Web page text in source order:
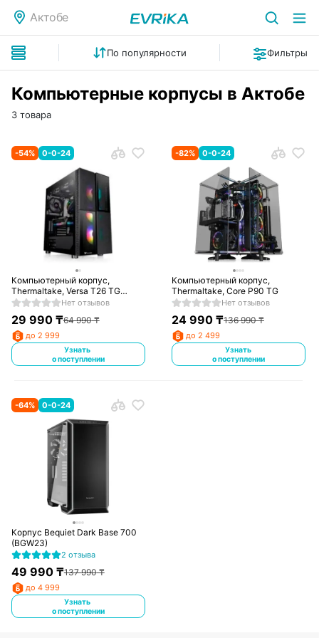
Актобе
По популярности Фильтры
Компьютерные корпусы в Актобе
3 товара
-54% 0-0-24
Компьютерный корпус,
Thermaltake, Versa T26 TG
ARGB
Нет отзывов
29 990₸64 990₸
до 2 999
Узнать
о поступлении
-82% 0-0-24
Компьютерный корпус,
Thermaltake, Core P90 TG
Нет отзывов
24 990 ₸136 990₸
до 2 499
Узнать
о поступлении
-64% 0-0-24
Корпус Bequiet Dark Base 700
(BGW23)
2 отзыва
49 990₸137 990₸
до 4 999
Узнать
о поступлении